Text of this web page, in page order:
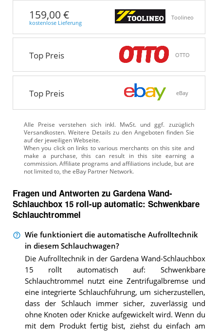
159,00 €
kostenlose Lieferung
Toolineo
Top Preis OTTO
Top Preis eBay
Alle Preise verstehen sich inkl. MwSt. und ggf. zuzüglich
Versandkosten. Weitere Details zu den Angeboten finden Sie
auf der jeweiligen Webseite.
Fragen und Antworten zu Gardena Wand-
Schlauchbox 15 roll-up automatic: Schwenkbare
Schlauchtrommel
Wie funktioniert die automatische Aufrolltechnik
in diesem Schlauchwagen?
Die Aufrolltechnik in der Gardena Wand-Schlauchbox
15 rollt automatisch auf: Schwenkbare
Schlauchtrommel nutzt eine Zentrifugalbremse und
eine integrierte Schlauchführung, um sicherzustellen,
dass der Schlauch immer sicher, zuverlässig und
ohne Knoten oder Knicke aufgewickelt wird. Wenn du
mit dem Produkt fertig bist, ziehst du einfach am